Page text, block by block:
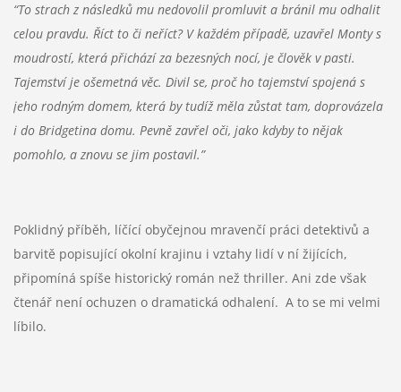
“To strach z následků mu nedovolil promluvit a bránil mu odhalit
celou pravdu. Říct to či neříct? V každém případě, uzavřel Monty s
moudrostí, která přichází za bezesných nocí, je člověk v pasti.
Tajemství je ošemetná věc. Divil se, proč ho tajemství spojená s
jeho rodným domem, která by tudíž měla zůstat tam, doprovázela
i do Bridgetina domu. Pevně zavřel oči, jako kdyby to nějak
pomohlo, a znovu se jim postavil.”
Poklidný příběh, líčící obyčejnou mravenčí práci detektivů a
barvitě popisující okolní krajinu i vztahy lidí v ní žijících,
připomíná spíše historický román než thriller. Ani zde však
čtenář není ochuzen o dramatická odhalení. A to se mi velmi
líbilo.